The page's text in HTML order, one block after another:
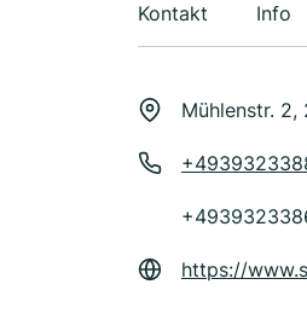
Kontakt Info
Mühlenstr. 2,
https://